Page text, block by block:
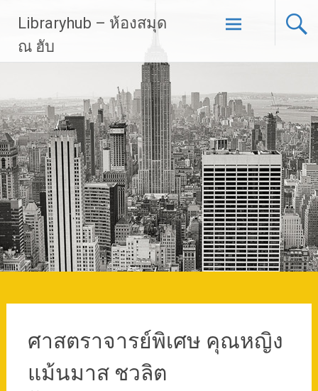
content
Libraryhub – ห้องสมุด
ณ ฮับ
ศาสตราจารย์พิเศษ คุณหญิง
แม้นมาส ชวลิต